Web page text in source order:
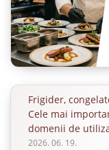
Frigider,
Cele mai
domenii de
2026. 06. 19.